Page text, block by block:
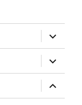
위
메
뉴
확
장
위
메
뉴
확
장
위
메